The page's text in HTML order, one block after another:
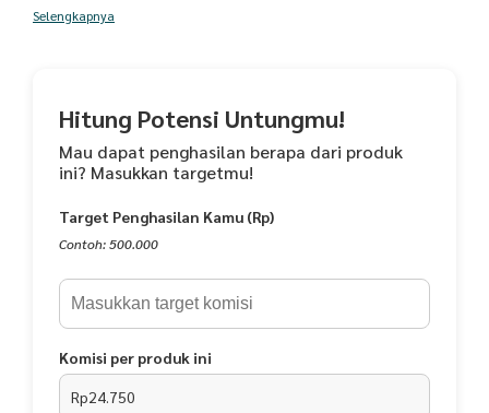
***dikirim melalui email
***sertakan video unboxing tanpa putus
GENEROS VITAMIN OTAK 1 Botol x @30 ml
HALAL INDONESIA (ID33110000225671121)
Selengkapnya
Hitung Potensi Untungmu!
Mau dapat penghasilan berapa dari produk
ini? Masukkan targetmu!
Target Penghasilan Kamu (Rp)
Contoh: 500.000
Komisi per produk ini
Rp24.750